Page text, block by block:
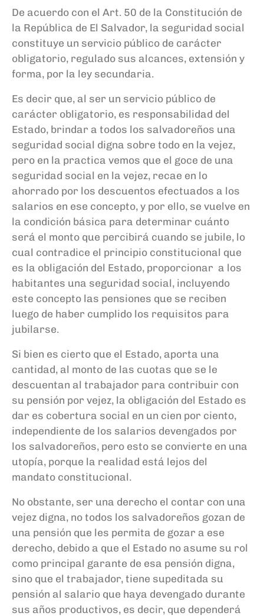
De acuerdo con el Art. 50 de la Constitución de
la República de El Salvador, la seguridad social
constituye un servicio público de carácter
obligatorio, regulado sus alcances, extensión y
forma, por la ley secundaria.
Es decir que, al ser un servicio público de
carácter obligatorio, es responsabilidad del
Estado, brindar a todos los salvadoreños una
seguridad social digna sobre todo en la vejez,
pero en la practica vemos que el goce de una
seguridad social en la vejez, recae en lo
ahorrado por los descuentos efectuados a los
salarios en ese concepto, y por ello, se vuelve en
la condición básica para determinar cuánto
será el monto que percibirá cuando se jubile, lo
cual contradice el principio constitucional que
es la obligación del Estado, proporcionar a los
habitantes una seguridad social, incluyendo
este concepto las pensiones que se reciben
luego de haber cumplido los requisitos para
jubilarse.
Si bien es cierto que el Estado, aporta una
cantidad, al monto de las cuotas que se le
descuentan al trabajador para contribuir con
su pensión por vejez, la obligación del Estado es
dar es cobertura social en un cien por ciento,
independiente de los salarios devengados por
los salvadoreños, pero esto se convierte en una
utopía, porque la realidad está lejos del
mandato constitucional.
No obstante, ser una derecho el contar con una
vejez digna, no todos los salvadoreños gozan de
una pensión que les permita de gozar a ese
derecho, debido a que el Estado no asume su rol
como principal garante de esa pensión digna,
sino que el trabajador, tiene supeditada su
pensión al salario que haya devengado durante
sus años productivos, es decir, que dependerá